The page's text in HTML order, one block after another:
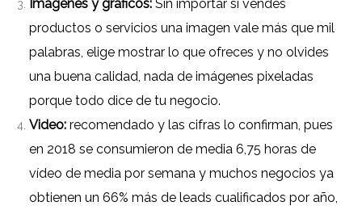
Imágenes y gráficos: Sin importar si vendes
productos o servicios una imagen vale más que mil
palabras, elige mostrar lo que ofreces y no olvides
una buena calidad, nada de imágenes pixeladas
porque todo dice de tu negocio.
Video: recomendado y las cifras lo confirman, pues
en 2018 se consumieron de media 6,75 horas de
vídeo de media por semana y muchos negocios ya
obtienen un 66% más de leads cualificados por año,